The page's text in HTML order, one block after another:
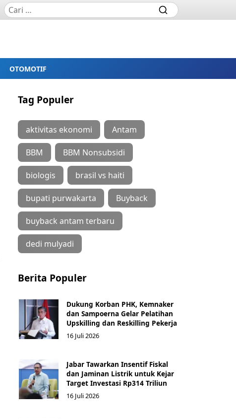
OTOMOTIF
Tag Populer
aktivitas ekonomi Antam
BBM BBM Nonsubsidi
biologis brasil vs haiti
bupati purwakarta Buyback
buyback antam terbaru
dedi mulyadi
Berita Populer
Dukung Korban PHK, Kemnaker
dan Sampoerna Gelar Pelatihan
Upskilling dan Reskilling Pekerja
16 Juli 2026
Jabar Tawarkan Insentif Fiskal
dan Jaminan Listrik untuk Kejar
Target Investasi Rp314 Triliun
16 Juli 2026